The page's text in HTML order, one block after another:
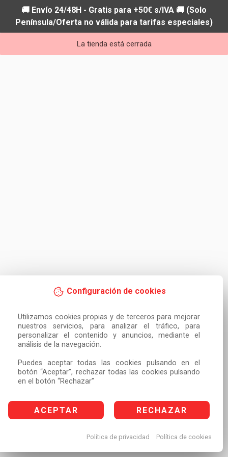
Configuración de cookies
Utilizamos cookies propias y de terceros para mejorar
nuestros servicios, para analizar el tráfico, para
personalizar el contenido y anuncios, mediante el
análisis de la navegación.
Puedes aceptar todas las cookies pulsando en el
botón “Aceptar”, rechazar todas las cookies pulsando
en el botón “Rechazar”
ACEPTAR RECHAZAR
Política de privacidad Política de cookies
🚚 Envío 24/48H - Gratis para +50€ s/IVA 🚚 (Solo
Península/Oferta no válida para tarifas especiales)
La tienda está cerrada